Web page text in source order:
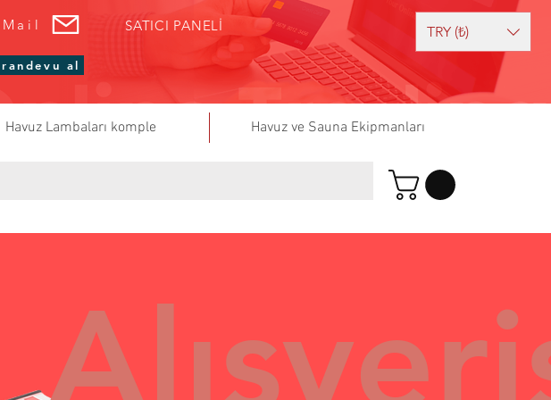
Sepetim
Mail SATICI PANELİ TRY (₺)
al
Havuz Lambaları komple Havuz ve Sauna Ekipmanları